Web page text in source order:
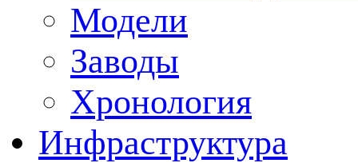
Модели
Заводы
Хронология
Инфраструктура